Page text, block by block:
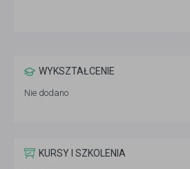
WYKSZTAŁCENIE
Nie dodano
KURSY I SZKOLENIA